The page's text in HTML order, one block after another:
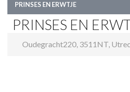
PRINSES EN ERWTJE
PRINSES EN
Oudegracht220, 3511NT,